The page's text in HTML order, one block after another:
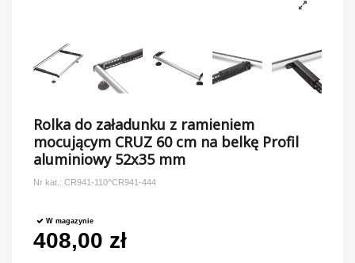
Rolka do załadunku z ramieniem
mocującym CRUZ 60 cm na belkę Profil
aluminiowy 52x35 mm
Nr kat.: CR941-110^CR941-444
W magazynie
408,00 zł